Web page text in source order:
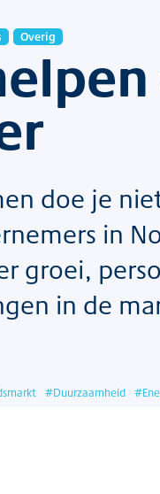
Overig
doe je
in
groei,
in de
#Duurzaamheid #